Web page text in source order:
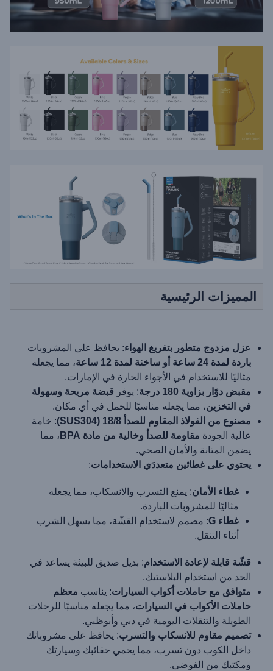
المميزات الرئيسية
عزل مزدوج متطور بتفريغ الهواء: يحافظ على المشروبات
باردة لمدة 24 ساعة أو ساخنة لمدة 12 ساعة
، مما يجعله
مثاليًا للاستخدام في الأجواء الحارة في الإمارات.
مقبض دوّار بزاوية 180 درجة
: يوفر قبضة مريحة وسهولة
في التخزين، مما يجعله مناسبًا للحمل في أي مكان.
مصنوع من الفولاذ المقاوم للصدأ 18/8 (SUS304)
: خامة
عالية الجودة مقاومة للصدأ وخالية من مادة BPA
، مما
يضمن المتانة والأمان الصحي.
يحتوي على غطائين متعددَي الاستخدامات:
غطاء الأمان: يمنع التسرب والانسكاب، مما يجعله
مثاليًا للمشروبات الباردة.
غطاء G
: مصمم لاستخدام القشّة، مما يسهل الشرب
أثناء التنقل.
قشّة قابلة لإعادة الاستخدام: بديل صديق للبيئة يساعد في
الحد من استخدام البلاستيك.
متوافق مع حاملات أكواب السيارات: يناسب معظم
حاملات الأكواب في السيارات، مما يجعله مناسبًا للرحلات
الطويلة والتنقلات اليومية في دبي وأبوظبي.
تصميم مقاوم للانسكاب والتسرب: يحافظ على مشروباتك
داخل الكوب دون تسرب، مما يحمي حقائبك وسيارتك
ومكتبك من الفوضى.